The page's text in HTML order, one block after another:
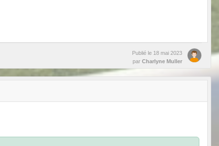
Publié le 18 mai 2023
par Charlyne Muller